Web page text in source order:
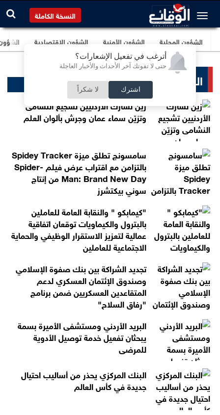
أترغب في تفعيل الإشعارات؟
حتى لا تفوتك آخر الأحداث والأخبار العاجلة
اشترك لا شكراً
النسخة الكاملة
الشؤون المحلية الشؤون الأمنية الشؤون الإقتصادية
البنوك و الشركات
زين تشارك الأردنيين تشجيع النشامى
وتزيّن سماء عمان وجرش بألوان العلم
سامسونج تطلق ميزة Spidey Tracker
بالتزامن مع اقتراب عرض فيلم Spider-
Man: Brand New Day من إنتاج
سوني بيكتشرز
"كيمابكو " والنقابة العامة للعاملين
بالبترول والكيماويات توقعان اتفاقية
عمالية لتعزيز الاستقرار الوظيفي والحماية
الاجتماعية للعاملين
تجديد الشراكة بين بنك صفوة الإسلامي
وصندوق الإئتمان العسكري لدعم
المتقاعدين العسكريين ضمن برنامج
"رفاق السلاح"
البريد الأردني ومستشفى الأميرة بسمة
يبحثان تفعيل خدمة توصيل الأدوية
للمرضى
البنك المركزي يحذر من أساليب احتيال
جديدة في كأس العالم